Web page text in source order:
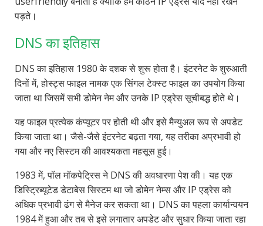
पड़ते।
DNS का इतिहास
DNS का इतिहास 1980 के दशक से शुरू होता है। इंटरनेट के शुरुआती
दिनों में, होस्ट्स फाइल नामक एक सिंगल टेक्स्ट फाइल का उपयोग किया
जाता था जिसमें सभी डोमेन नेम और उनके IP एड्रेस सूचीबद्ध होते थे।
यह फाइल प्रत्येक कंप्यूटर पर होती थी और इसे मैन्युअल रूप से अपडेट
किया जाता था। जैसे-जैसे इंटरनेट बढ़ता गया, यह तरीका अप्रभावी हो
गया और नए सिस्टम की आवश्यकता महसूस हुई।
1983 में, पॉल मॉकपेट्रिस ने DNS की अवधारणा पेश की। यह एक
डिस्ट्रिब्यूटेड डेटाबेस सिस्टम था जो डोमेन नेम्स और IP एड्रेस को
अधिक प्रभावी ढंग से मैनेज कर सकता था। DNS का पहला कार्यान्वयन
1984 में हुआ और तब से इसे लगातार अपडेट और सुधार किया जाता रहा